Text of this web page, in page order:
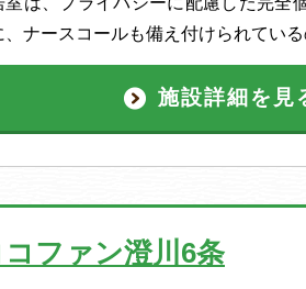
、ナースコールも備え付けられている
施設詳細を見
コファン澄川6条